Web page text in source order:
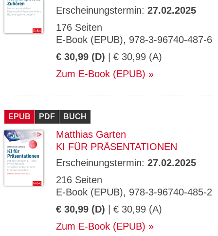
Erscheinungstermin: 27.02.2025
176 Seiten
E-Book (EPUB), 978-3-96740-487-6
€ 30,99 (D) | € 30,99 (A)
Zum E-Book (EPUB)
EPUB PDF BUCH
Matthias Garten
KI FÜR PRÄSENTATIONEN
Erscheinungstermin: 27.02.2025
216 Seiten
E-Book (EPUB), 978-3-96740-485-2
€ 30,99 (D) | € 30,99 (A)
Zum E-Book (EPUB)